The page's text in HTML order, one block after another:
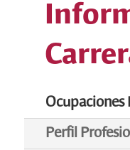
Ocupaciones
Perfil